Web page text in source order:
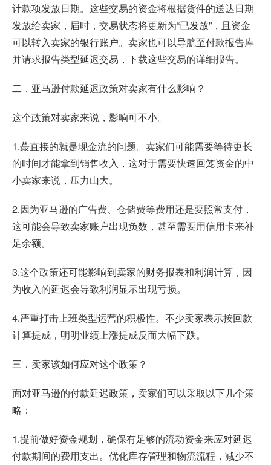
计款项发放日期。这些交易的资金将根据货件的送达日期
发放给卖家，届时，交易状态将更新为“已发放”，且资金
可以转入卖家的银行账户。卖家也可以导航至付款报告库
并请求报告类型延迟交易，下载这些交易的详细报告。
二．亚马逊付款延迟政策对卖家有什么影响？
这个政策对卖家来说，影响可不小。
1.蕞直接的就是现金流的问题。卖家们可能需要等待更长
的时间才能拿到销售收入，这对于需要快速回笼资金的中
小卖家来说，压力山大。
2.因为亚马逊的广告费、仓储费等费用还是要照常支付，
这可能会导致卖家账户出现负数，甚至需要用信用卡来补
足余额。
3.这个政策还可能影响到卖家的财务报表和利润计算，因
为收入的延迟会导致利润显示出现亏损。
4.严重打击上班类型运营的积极性。不少卖家表示按回款
计算提成，明明业绩上涨提成反而大幅下跌。
三．卖家该如何应对这个政策？
面对亚马逊的付款延迟政策，卖家们可以采取以下几个策
略：
1.提前做好资金规划，确保有足够的流动资金来应对延迟
付款期间的费用支出。优化库存管理和物流流程，减少不